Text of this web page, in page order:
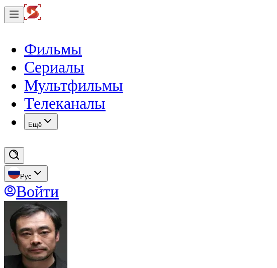
Фильмы
Сериалы
Мультфильмы
Телеканалы
Eщё
Рус
Войти